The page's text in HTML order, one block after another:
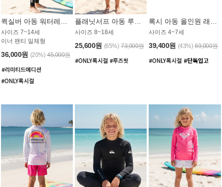
사이즈 7~14세
이너 팬티 일체형
36,000원 (20%) 45,000원
사이즈 8~18세
25,600원 (65%) 73,000원
사이즈 4~7세
39,400원 (43%) 69,000원